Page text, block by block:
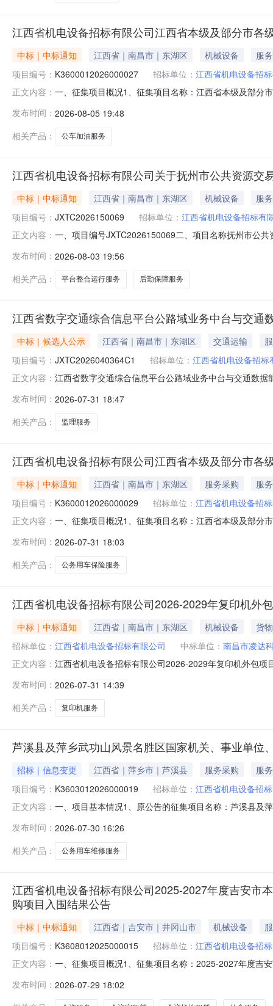
江西省机电设备招标有限公司江西省本级及部分市
中标｜中标通知 江西省｜南昌市｜东湖区 机械设备
服务
项目编号： K3600012026000027 招标单位： 江西省机电设备招
正文内容： 一、征集项目概况1、征集项目名称：江西省本级及部分
江西省机电设备招标有限公司2、联系人：曾琦3、联系
采购包名称
发布时间： 2026-08-05 19:48
相关产品：
公车加油服务
江西省机电设备招标有限公司关于抚州市公共资源
中标｜中标通知 江西省｜南昌市｜东湖区 机械设备
服务
项目编号： JXTC2026150069 招标单位： 江西省机电设备招标有
正文内容： 一、项目编号JXTC2026150069二、项目名称抚州市公
（%）：1434000.00四、主要标的信息名称服务范围服
际合同签订日期起算
发布时间： 2026-08-03 19:56
相关产品：
平台整合运行服务 后勤保障服务
江西省数字交通综合信息平台公路域业务中台与交通
中标｜候选人公示 江西省｜南昌市｜东湖区 交通运输
项目编号： JXTC2026040364C1 招标单位： 江西省机电设备招标
正文内容： 江西省数字交通综合信息平台公路域业务中台与交通数
的中标候选人：广东信佰工程咨询有限公司排序第二的
省机电设备招标有限公
发布时间： 2026-07-31 18:47
相关产品：
监理服务
江西省机电设备招标有限公司江西省本级及部分市
中标｜中标通知 江西省｜南昌市｜东湖区 服务采购
服务
项目编号： K3600012026000029 招标单位： 江西省机电设备招
正文内容： 一、征集项目概况1、征集项目名称：江西省本级及部分
江西省机电设备招标有限公司2、联系人：曾琦3、联系
采购包名称
发布时间： 2026-07-31 18:03
相关产品：
公务用车保险服务
江西省机电设备招标有限公司2026-2029年复印机外
中标｜中标通知 江西省｜南昌市｜东湖区 机械设备
货物
招标单位： 江西省机电设备招标有限公司 中标单位： 南昌市凌达
正文内容： 江西省机电设备招标有限公司2026-2029年复印机外包
技有限公司第二成交候选人：南昌鸿邮信息设备技术服
江西省机电设备招
发布时间： 2026-07-31 14:39
相关产品：
复印机服务
芦溪县及萍乡武功山风景名胜区国家机关、事业单
招标｜信息变更 江西省｜萍乡市｜芦溪县 服务采购
服务
项目编号： K3603012026000019 招标单位： 江西省机电设备招
正文内容： 一、项目基本情况1、原公告的征集项目名称：芦溪县及
提交截止时间：2026-08-1109:00:00，更正为：2026-
发布时间： 2026-07-30 16:26
相关产品：
公务用车维修服务
江西省机电设备招标有限公司2025-2027年度吉安市
购项目入围结果公告
中标｜中标通知 江西省｜吉安市｜井冈山市 机械设备
项目编号： K3608012025000015 招标单位： 江西省机电设备招
正文内容： 一、征集项目概况1、征集项目名称：2025-2027年度吉
协议期（2027年12月12日）满前，按照征集公告要求，
联系方式：0
发布时间： 2026-07-29 18:02